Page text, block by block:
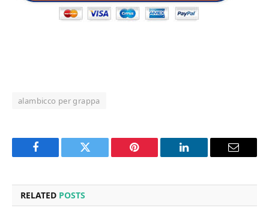
alambicco per grappa
Facebook Twitter Pinterest LinkedIn Email
RELATED POSTS